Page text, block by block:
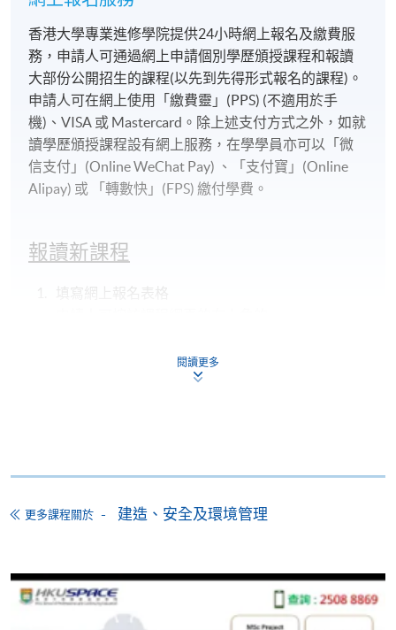
香港大學專業進修學院提供24小時網上報名及繳費服
務，申請人可通過網上申請個別學歷頒授課程和報讀
大部份公開招生的課程(以先到先得形式報名的課程)。
申請人可在網上使用「繳費靈」(PPS) (不適用於手
機)、VISA 或 Mastercard。除上述支付方式之外，如就
讀學歷頒授課程設有網上服務，在學學員亦可以「微
信支付」(Online WeChat Pay) 、「支付寶」(Online
Alipay) 或 「轉數快」(FPS) 繳付學費。
報讀新課程
填寫網上報名表格
後按照指示填妥網上報名表格。
繳交所需費用
繳費靈網上服務
- 申請人須先開立繳費靈戶口及設
定繳費靈網上密碼。有關如何申請繳費靈戶口及密
閱讀更多
更多課程關於 建造、安全及環境管理